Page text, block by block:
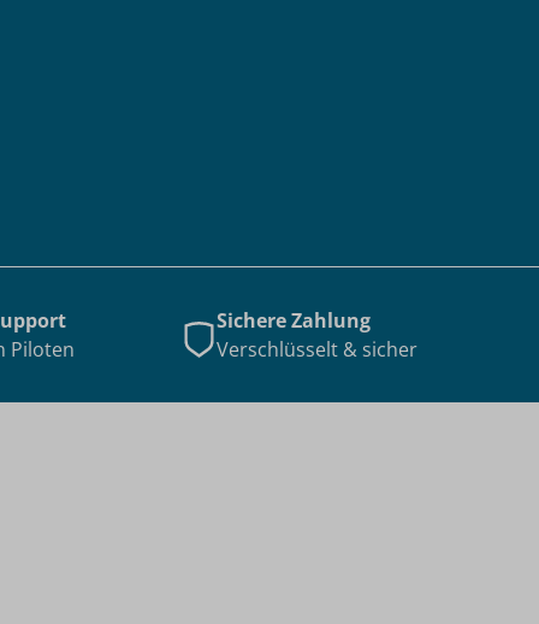
Piloten
Sichere Zahlung
Verschlüsselt & sicher